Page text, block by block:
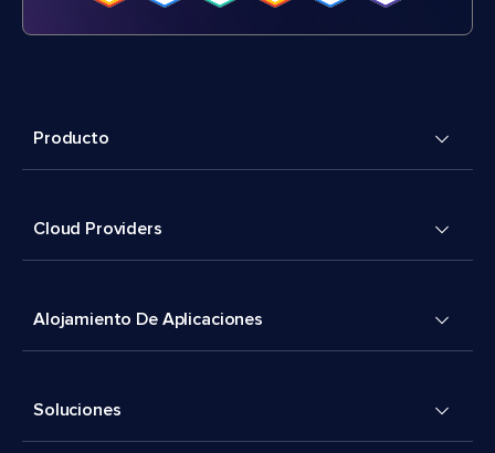
Producto
Cloud Providers
Alojamiento De Aplicaciones
Soluciones